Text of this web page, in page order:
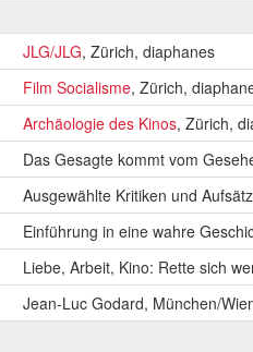
JLG/JLG, Zürich, diaphanes
Film Socialisme, Zürich,
Archäologie des Kinos, Zürich,
Das Gesagte kommt vom
Ausgewählte Kritiken und
Einführung in eine wahre
Liebe, Arbeit, Kino: Rette sich
Jean-Luc Godard, München/